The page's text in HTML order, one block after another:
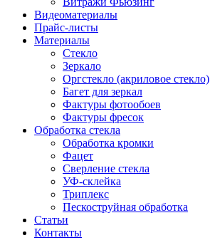
Видеоматериалы
Прайс-листы
Материалы
Стекло
Зеркало
Оргстекло (акриловое стекло)
Багет для зеркал
Фактуры фотообоев
Фактуры фресок
Обработка стекла
Обработка кромки
Фацет
Сверление стекла
УФ-склейка
Триплекс
Пескоструйная обработка
Статьи
Контакты